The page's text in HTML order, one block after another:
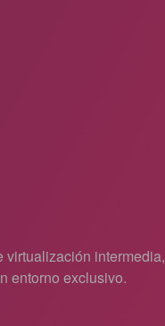
virtualización intermedia,
entorno exclusivo.